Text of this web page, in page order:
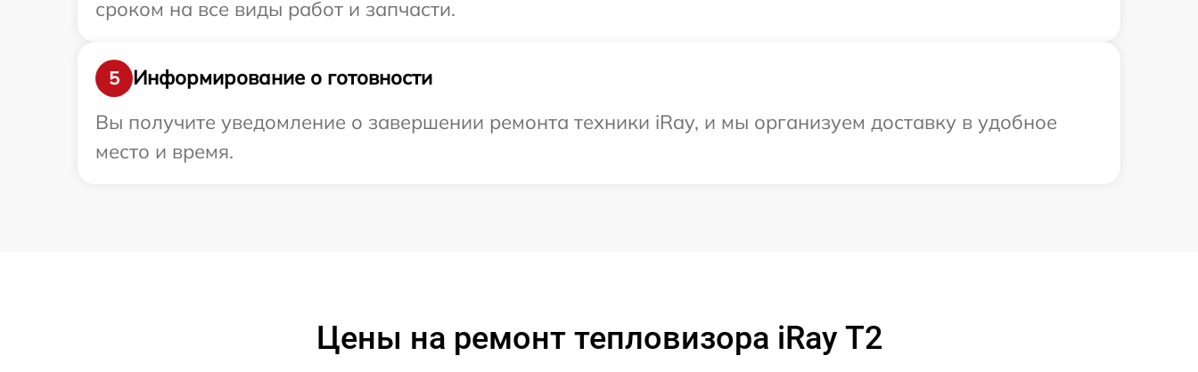
сроком на все виды работ и запчасти.
5
Информирование о готовности
Вы получите уведомление о завершении ремонта техники iRay, и мы организуем доставку в удобное
место и время.
Цены на ремонт тепловизора iRay T2